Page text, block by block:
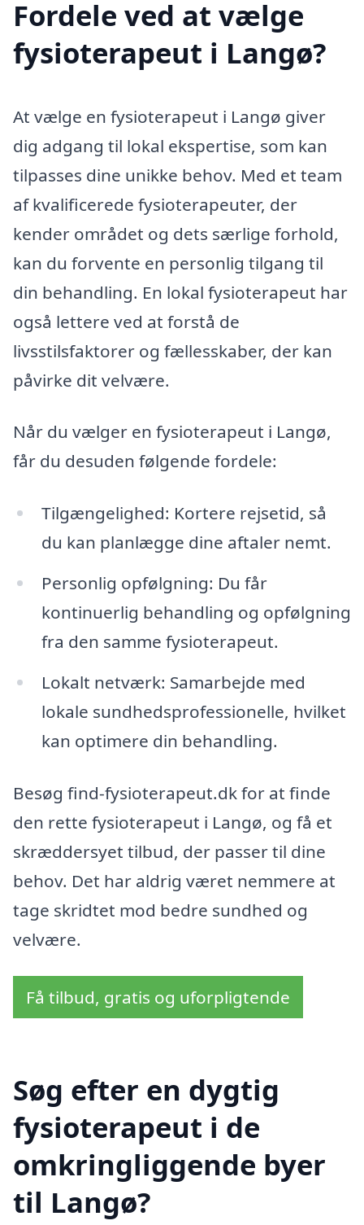
Fordele ved at vælge
fysioterapeut i Langø?
At vælge en fysioterapeut i Langø giver
dig adgang til lokal ekspertise, som kan
tilpasses dine unikke behov. Med et team
af kvalificerede fysioterapeuter, der
kender området og dets særlige forhold,
kan du forvente en personlig tilgang til
din behandling. En lokal fysioterapeut har
også lettere ved at forstå de
livsstilsfaktorer og fællesskaber, der kan
påvirke dit velvære.
Når du vælger en fysioterapeut i Langø,
får du desuden følgende fordele:
Tilgængelighed: Kortere rejsetid, så
du kan planlægge dine aftaler nemt.
Personlig opfølgning: Du får
kontinuerlig behandling og opfølgning
fra den samme fysioterapeut.
Lokalt netværk: Samarbejde med
lokale sundhedsprofessionelle, hvilket
kan optimere din behandling.
Besøg find-fysioterapeut.dk for at finde
den rette fysioterapeut i Langø, og få et
skræddersyet tilbud, der passer til dine
behov. Det har aldrig været nemmere at
tage skridtet mod bedre sundhed og
velvære.
Få tilbud, gratis og uforpligtende
Søg efter en dygtig
fysioterapeut i de
omkringliggende byer
til Langø?